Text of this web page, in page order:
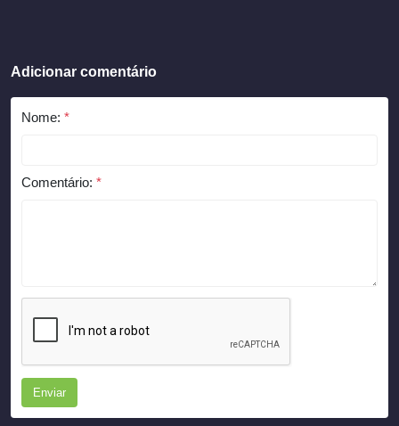
Adicionar comentário
Nome: *
Comentário: *
Enviar